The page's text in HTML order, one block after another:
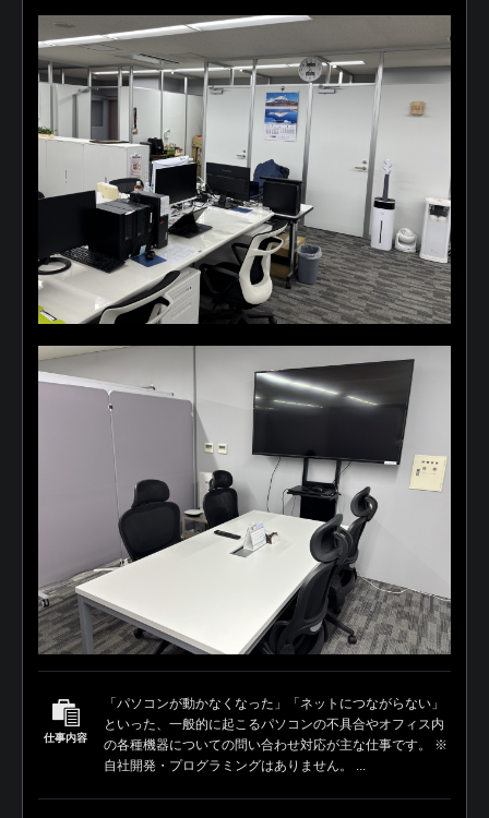
仕事内容
「パソコンが動かなくなった」「ネットにつながらない」
といった、一般的に起こるパソコンの不具合やオフィス内
の各種機器についての問い合わせ対応が主な仕事です。 ※
自社開発・プログラミングはありません。 ...